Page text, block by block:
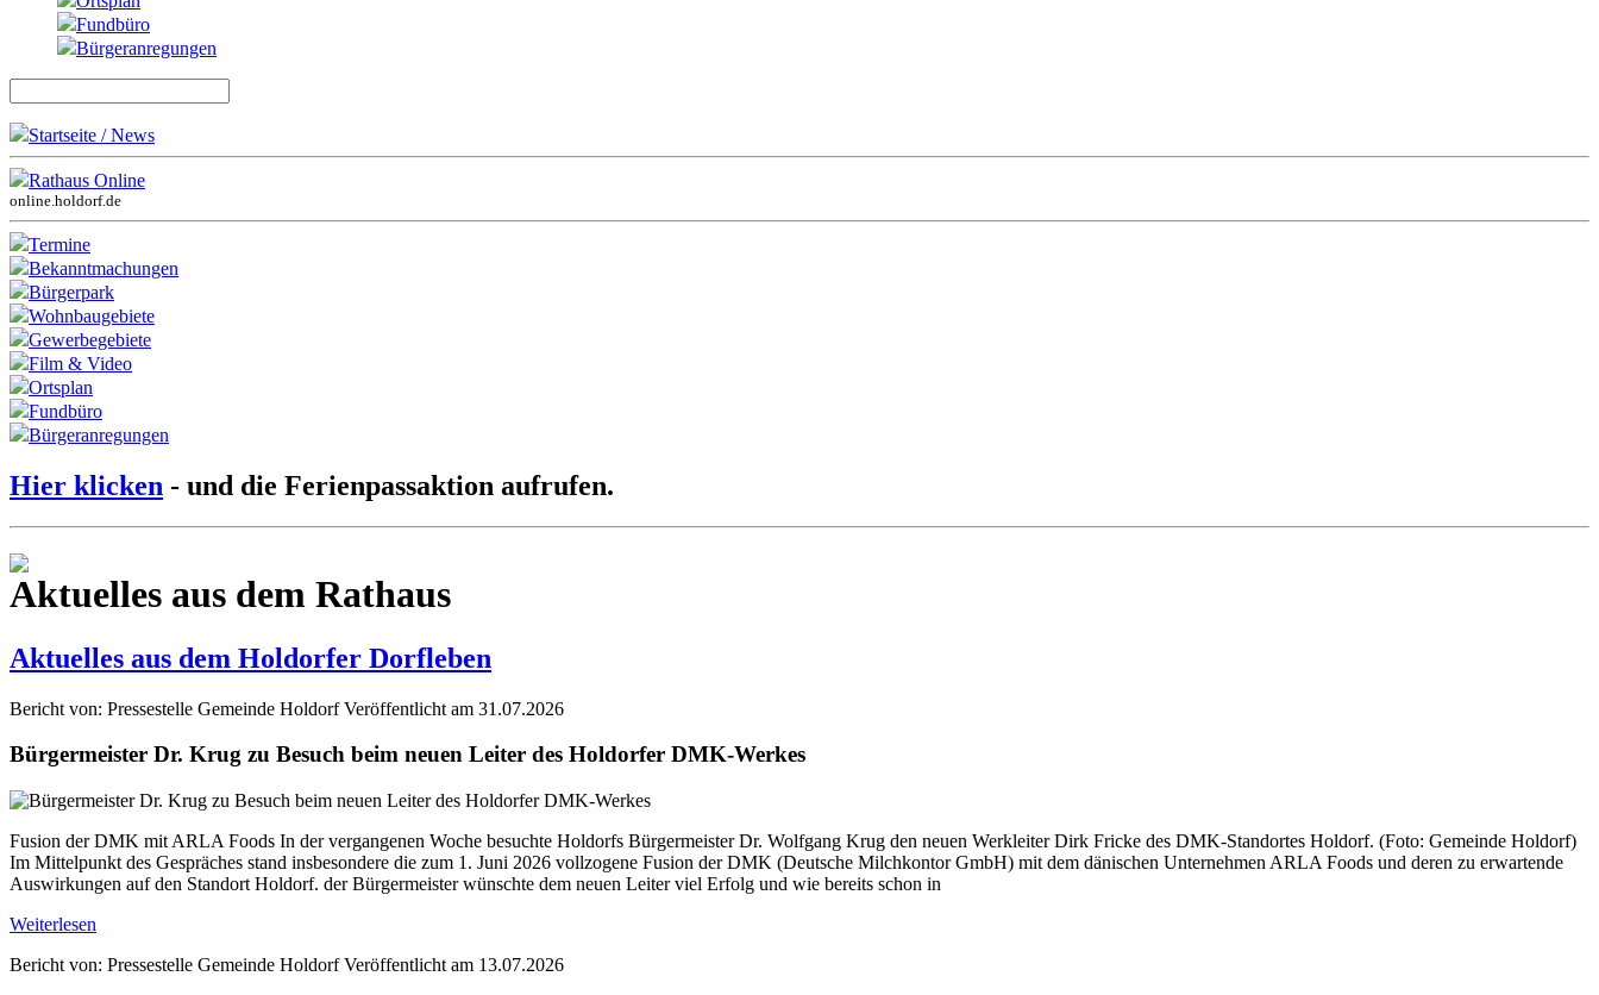
Fundbüro
Bürgeranregungen
Startseite / News
Rathaus Online
online.holdorf.de
Termine
Bekanntmachungen
Bürgerpark
Wohnbaugebiete
Gewerbegebiete
Film & Video
Ortsplan
Fundbüro
Bürgeranregungen
Hier klicken - und die Ferienpassaktion aufrufen.
Aktuelles aus dem Rathaus
Aktuelles aus dem Holdorfer Dorfleben
Bericht von: Pressestelle Gemeinde Holdorf Veröffentlicht am 31.07.2026
Bürgermeister Dr. Krug zu Besuch beim neuen Leiter des Holdorfer DMK-Werkes
Fusion der DMK mit ARLA Foods In der vergangenen Woche besuchte Holdorfs Bürgermeister Dr. Wolfgang Krug den neuen Werkleiter Dirk Fricke des DMK-Standortes Holdorf. (Foto: Gemeinde Holdorf)
Im Mittelpunkt des Gespräches stand insbesondere die zum 1. Juni 2026 vollzogene Fusion der DMK (Deutsche Milchkontor GmbH) mit dem dänischen Unternehmen ARLA Foods und deren zu erwartende
Auswirkungen auf den Standort Holdorf. der Bürgermeister wünschte dem neuen Leiter viel Erfolg und wie bereits schon in
Weiterlesen
Bericht von: Pressestelle Gemeinde Holdorf Veröffentlicht am 13.07.2026